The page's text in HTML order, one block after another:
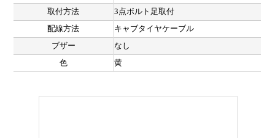
取付方法
3点ボルト足取付
配線方法
キャブタイヤケーブル
ブザー
なし
色
黄